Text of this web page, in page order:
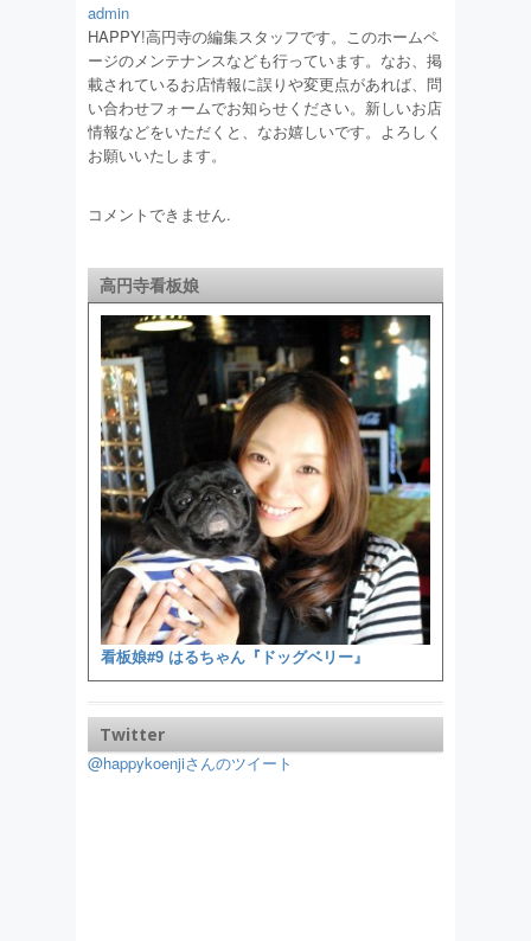
admin
HAPPY!高円寺の編集スタッフです。このホームペ
ージのメンテナンスなども行っています。なお、掲
載されているお店情報に誤りや変更点があれば、問
い合わせフォームでお知らせください。新しいお店
情報などをいただくと、なお嬉しいです。よろしく
お願いいたします。
コメントできません.
高円寺看板娘
看板娘#9 はるちゃん『ドッグベリー』
Twitter
@happykoenjiさんのツイート